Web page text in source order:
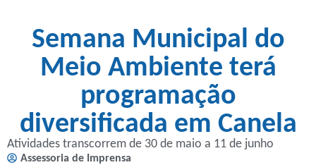
Semana Municipal do
Meio Ambiente terá
programação
diversificada em Canela
Atividades transcorrem de 30 de maio a 11 de junho
Assessoria de Imprensa